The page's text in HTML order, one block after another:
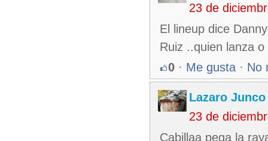
23 de
El lineup dice
Ruiz ..quien lanza
0 · Me gusta · No
Lazaro
23 de
Cabillaa pega la